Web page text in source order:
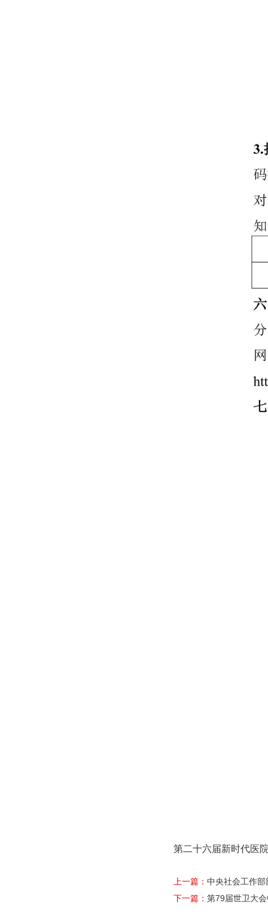
第二十六届新时代医
上一篇： 中央社会工作
下一篇： 第79届世卫大